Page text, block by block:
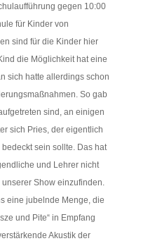
gegen 10:00
für Kinder von
sind für die Kinder hier
die Möglichkeit hat eine
sich hatte allerdings schon
So gab
sind, an einigen
sich Pries, der eigentlich
sein sollte. Das hat
und Lehrer nicht
Show einzufinden.
eine jubelnde Menge, die
und Pite“ in Empfang
Akustik der